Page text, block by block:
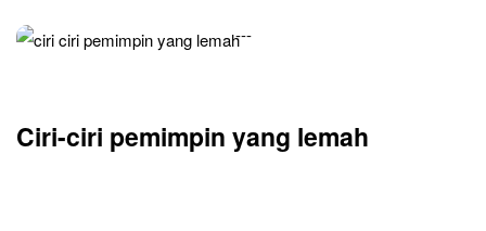
---
Ciri-ciri pemimpin yang lemah